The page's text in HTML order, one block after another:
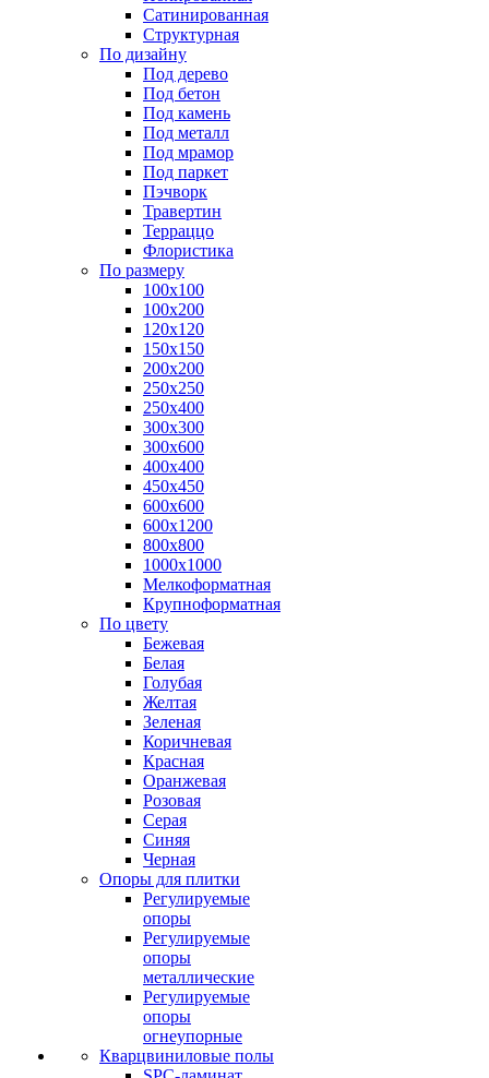
Сатинированная
Структурная
По дизайну
Под дерево
Под бетон
Под камень
Под металл
Под мрамор
Под паркет
Пэчворк
Травертин
Терраццо
Флористика
По размеру
100х100
100х200
120х120
150х150
200х200
250х250
250х400
300х300
300х600
400х400
450х450
600х600
600х1200
800х800
1000х1000
Мелкоформатная
Крупноформатная
По цвету
Бежевая
Белая
Голубая
Желтая
Зеленая
Коричневая
Красная
Оранжевая
Розовая
Серая
Синяя
Черная
Опоры для плитки
Регулируемые
опоры
Регулируемые
опоры
металлические
Регулируемые
опоры
огнеупорные
Кварцвиниловые полы